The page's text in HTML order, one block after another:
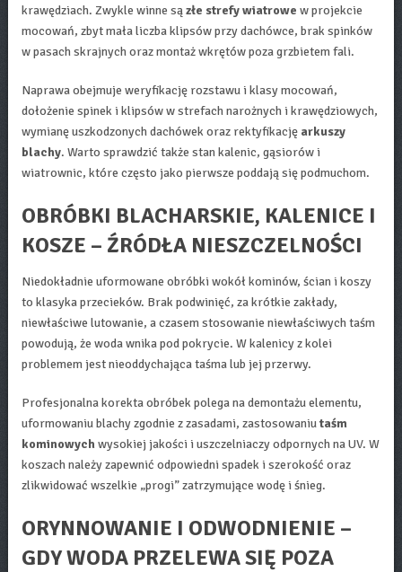
krawędziach. Zwykle winne sązłe strefy wiatrowe w projekcie
mocowań, zbyt mała liczba klipsów przy dachówce, brak spinków
w pasach skrajnych oraz montaż wkrętów poza grzbietem fali.
Naprawa obejmuje weryfikację rozstawu i klasy mocowań,
dołożenie spinek i klipsów w strefach narożnych i krawędziowych,
wymianę uszkodzonych dachówek oraz rektyfikację arkuszy
blachy. Warto sprawdzić także stan kalenic, gąsiorów i
wiatrownic, które często jako pierwsze poddają się podmuchom.
OBRÓBKI BLACHARSKIE, KALENICE I
KOSZE – ŹRÓDŁA NIESZCZELNOŚCI
Niedokładnie uformowane obróbki wokół kominów, ścian i koszy
to klasyka przecieków. Brak podwinięć, za krótkie zakłady,
niewłaściwe lutowanie, a czasem stosowanie niewłaściwych taśm
powodują, że woda wnika pod pokrycie. W kalenicy z kolei
problemem jest nieoddychająca taśma lub jej przerwy.
Profesjonalna korekta obróbek polega na demontażu elementu,
uformowaniu blachy zgodnie z zasadami, zastosowaniutaśm
kominowychwysokiej jakości i uszczelniaczy odpornych na UV. W
koszach należy zapewnić odpowiedni spadek i szerokość oraz
zlikwidować wszelkie „progi” zatrzymujące wodę i śnieg.
ORYNNOWANIE I ODWODNIENIE –
GDY WODA PRZELEWA SIĘ POZA